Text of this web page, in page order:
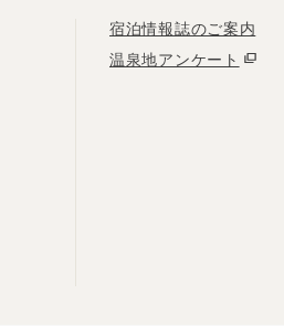
宿泊情報誌のご案内
温泉地アンケート